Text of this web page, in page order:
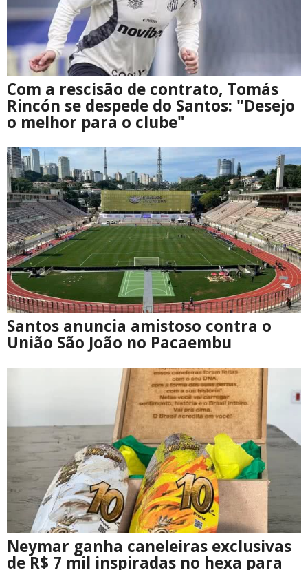
Com a rescisão de contrato, Tomás
Rincón se despede do Santos: "Desejo
o melhor para o clube"
Santos anuncia amistoso contra o
União São João no Pacaembu
Neymar ganha caneleiras exclusivas
de R$ 7 mil inspiradas no hexa para